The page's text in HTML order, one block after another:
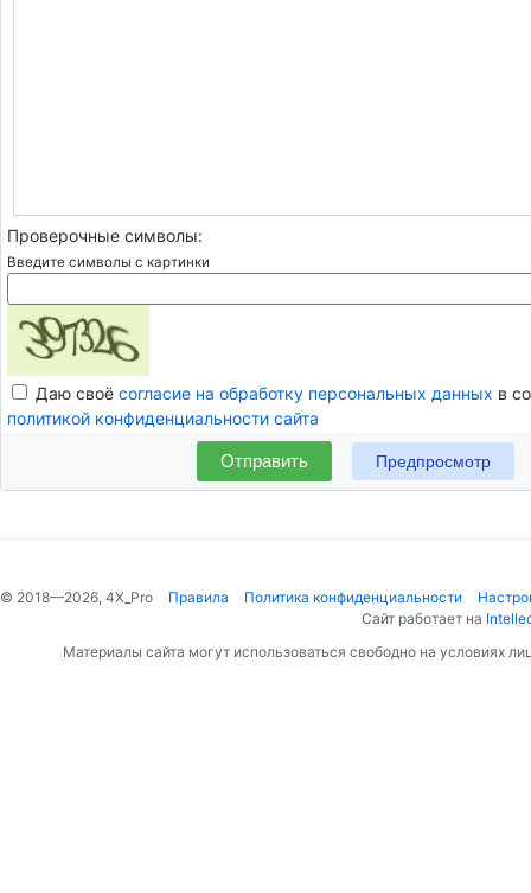
Проверочные символы:
Введите символы с картинки
Даю своё согласие на обработку персональных данных в
политикой конфиденциальности сайта
Отправить
© 2018—2026, 4X_Pro Правила Политика конфиденциальности
Сайт работает на
Материалы сайта могут использоваться свободно на условиях